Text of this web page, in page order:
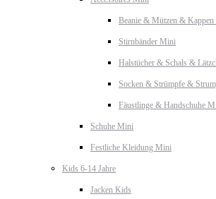
Beanie & Mützen &
Stirnbänder Mini
Halstücher & Schals &
Socken & Strümpfe &
Fäustlinge & Handschuhe
Schuhe Mini
Festliche Kleidung Mini
Kids 6-14 Jahre
Jacken Kids